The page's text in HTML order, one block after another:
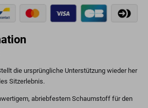
die ursprüngliche Unterstützung wieder her
Sitzerlebnis.
abriebfestem Schaumstoff für den